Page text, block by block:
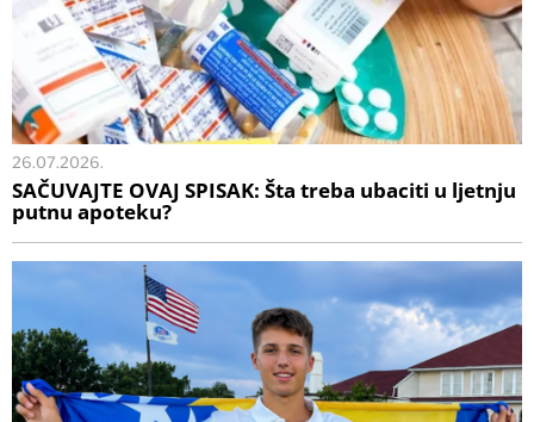
26.07.2026.
SAČUVAJTE OVAJ SPISAK: Šta treba ubaciti u ljetnju
putnu apoteku?